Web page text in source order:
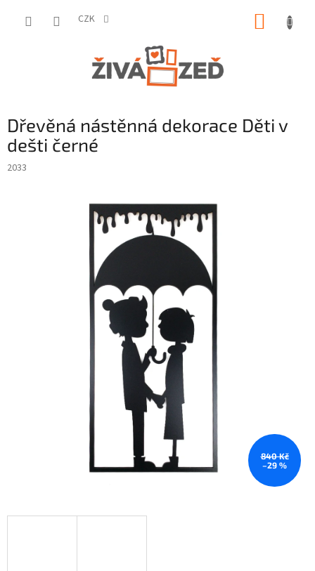
CZK
Dřevěná nástěnná dekorace Děti v
dešti černé
2033
840 Kč
–29 %